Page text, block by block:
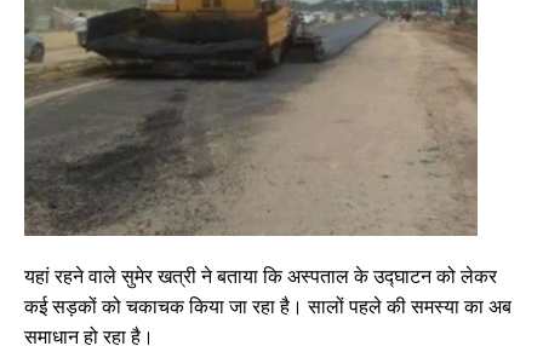
यहां रहने वाले सुमेर खत्री ने बताया कि अस्पताल के उद्घाटन को लेकर
कई सड़कों को चकाचक किया जा रहा है। सालों पहले की समस्या का अब
समाधान हो रहा है।